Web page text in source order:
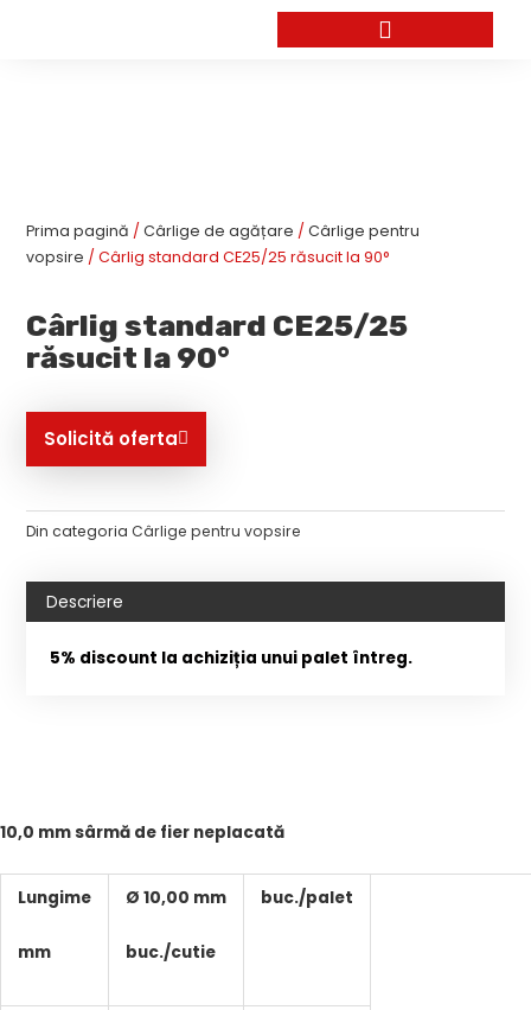
Prima pagină /Cârlige de agățare /Cârlige pentru
vopsire / Cârlig standard CE25/25 răsucit la 90°
Cârlig standard CE25/25
răsucit la 90°
Solicită oferta
Din categoria Cârlige pentru vopsire
Descriere
5% discount la achiziția unui palet întreg.
10,0 mm sârmă de fier neplacată
Lungime
mm
Ø 10,00 mm
buc./cutie
buc./palet